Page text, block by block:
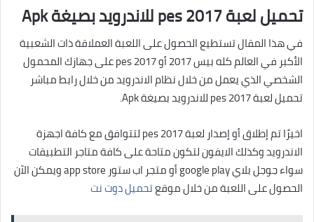
تحميل لعبة pes 2017 للاندرويد بصيغة Apk
في هذا المقال تستطيع الحصول على اللعبة العملاقة ذات الشعبية
الأكبر في العالم كله بيس 2017 أو pes 2017 على جهازك المحمول
الشخصي الذي يعمل من خلال نظام الاندرويد من خلال رابط مباشر
تحميل لعبة pes 2017 للاندرويد بصيغة Apk.
اخيرًا تم إطلاق أو إصدار لعبة pes 2017 لتتوافق مع كافة اجهزة
الاندرويد وكذلك الايفون لتكون متاحة على كافة متاجر التطبيقات
سواء جوجل بلاي google play أو متجر اب ستور app store ويمكن الآن
الحصول على اللعبة من خلال موقعتحميل دوت نت